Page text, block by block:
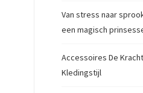
Van stress naar
een magisch
Accessoires De
Kledingstijl